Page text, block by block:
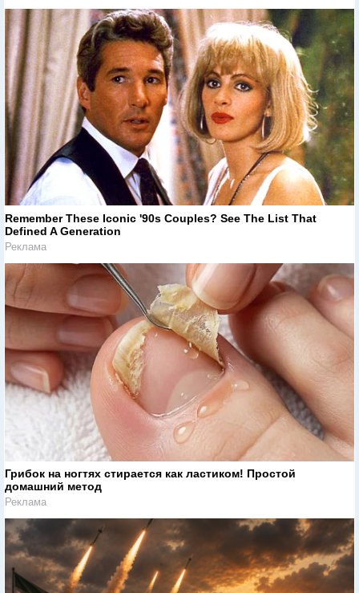
Remember These Iconic '90s Couples? See The List That
Defined A Generation
Реклама
Грибок на ногтях стирается как ластиком! Простой
домашний метод
Реклама